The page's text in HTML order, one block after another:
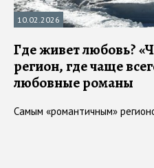
10.02.2026
Где живет любовь?
регион, где чаще
любовные романы
Самым «романтичным»